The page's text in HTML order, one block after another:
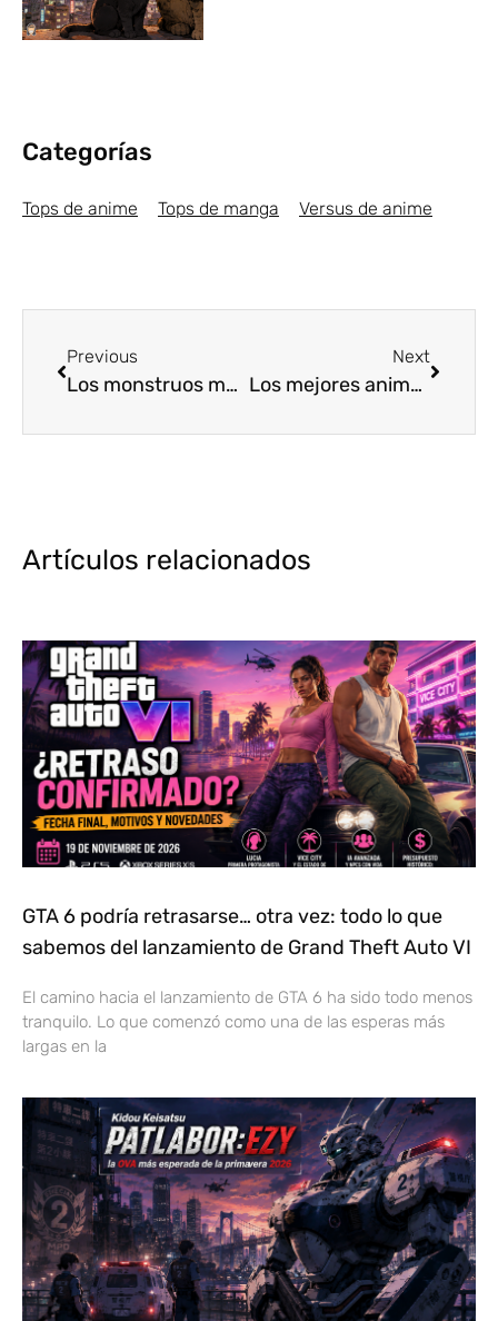
Categorías
Tops de anime Tops de manga Versus de anime
Previous
Los monstruos más grotescos del anime [Top5]
Next
Los mejores animes Seinen de 2018 [Top5]
Artículos relacionados
GTA 6 podría retrasarse… otra vez: todo lo que
sabemos del lanzamiento de Grand Theft Auto VI
El camino hacia el lanzamiento de GTA 6 ha sido todo menos
tranquilo. Lo que comenzó como una de las esperas más
largas en la